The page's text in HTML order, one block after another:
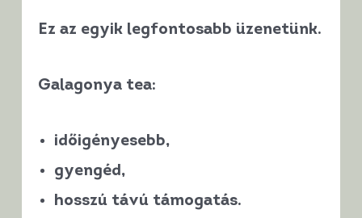
Ez az egyik legfontosabb üzenetünk.
Galagonya tea:
időigényesebb,
gyengéd,
hosszú távú támogatás.